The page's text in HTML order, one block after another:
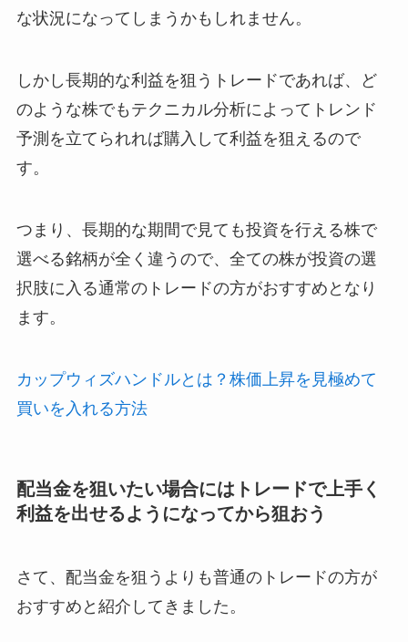
な状況になってしまうかもしれません。
しかし長期的な利益を狙うトレードであれば、ど
のような株でもテクニカル分析によってトレンド
予測を立てられれば購入して利益を狙えるので
す。
つまり、長期的な期間で見ても投資を行える株で
選べる銘柄が全く違うので、全ての株が投資の選
択肢に入る通常のトレードの方がおすすめとなり
ます。
カップウィズハンドルとは？株価上昇を見極めて
買いを入れる方法
配当金を狙いたい場合にはトレードで上手く
利益を出せるようになってから狙おう
さて、配当金を狙うよりも普通のトレードの方が
おすすめと紹介してきました。